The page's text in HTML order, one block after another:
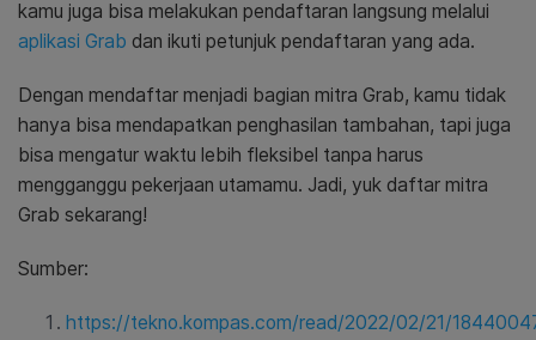
kamu juga bisa melakukan pendaftaran langsung melalui
aplikasi Grab dan ikuti petunjuk pendaftaran yang ada.
Dengan mendaftar menjadi bagian mitra Grab, kamu tidak
hanya bisa mendapatkan penghasilan tambahan, tapi juga
bisa mengatur waktu lebih fleksibel tanpa harus
mengganggu pekerjaan utamamu. Jadi, yuk daftar mitra
Grab sekarang!
Sumber:
https://tekno.kompas.com/read/2022/02/21/